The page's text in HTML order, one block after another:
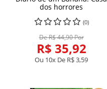
dos horrores
(0)
De R$ 44,90 Por
R$ 35,92
Ou 10x De R$ 3,59